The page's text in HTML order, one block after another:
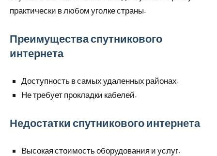
практически в любом уголке страны.
Преимущества спутникового
интернета
Доступность в самых удаленных районах.
Не требует прокладки кабелей.
Недостатки спутникового интернета
Высокая стоимость оборудования и услуг.